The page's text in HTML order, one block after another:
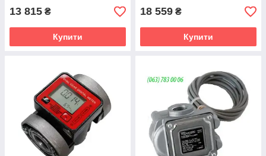
13 815 ₴
Купити
18 559 ₴
Купити